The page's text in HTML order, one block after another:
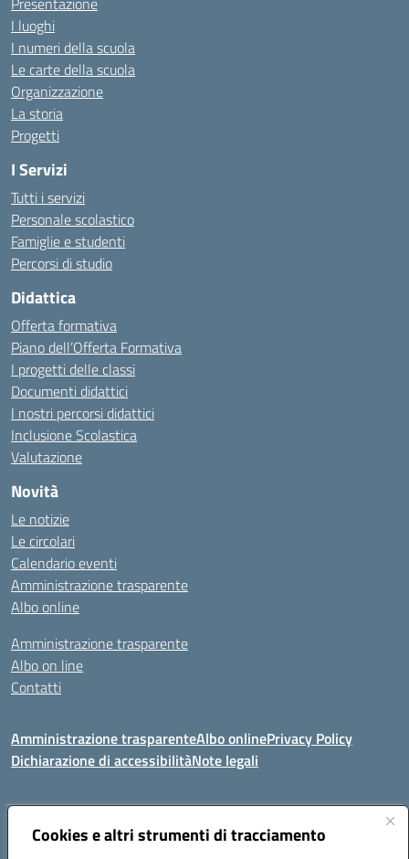
Cookies e altri strumenti di tracciamento
I luoghi
I numeri della scuola
Le carte della scuola
Organizzazione
La storia
Progetti
I Servizi
Tutti i servizi
Personale scolastico
Famiglie e studenti
Percorsi di studio
Didattica
Offerta formativa
Piano dell’Offerta Formativa
I progetti delle classi
Documenti didattici
I nostri percorsi didattici
Inclusione Scolastica
Valutazione
Novità
Le notizie
Le circolari
Calendario eventi
Amministrazione trasparente
Albo online
Amministrazione trasparente
Albo on line
Contatti
Amministrazione trasparenteAlbo onlinePrivacy Policy
Dichiarazione di accessibilitàNote legali
Indirizzo:Via Tirso, 07011 Bono (SS)